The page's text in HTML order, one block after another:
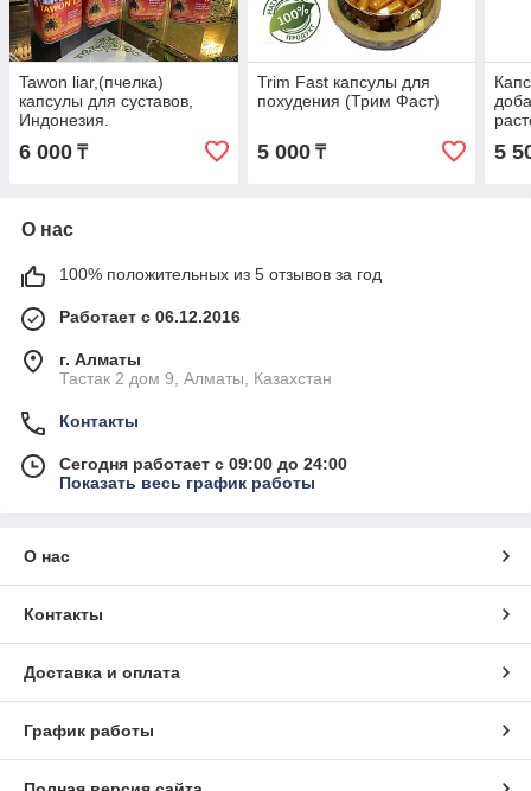
Tawon liar,(пчелка)
капсулы для суставов,
Индонезия.
6 000 ₸
Trim Fast капсулы для
похудения (Трим Фаст)
5 000₸ 5
О нас
100% положительных из 5 отзывов за год
Работает с 06.12.2016
г. Алматы
Тастак 2 дом 9, Алматы, Казахстан
Контакты
Сегодня работает с 09:00 до 24:00
Показать весь график работы
О нас
Контакты
Доставка и оплата
График работы